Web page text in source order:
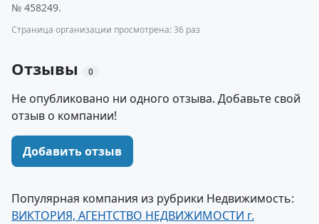
№ 458249.
Страница организации просмотрена: 36 раз
Отзывы 0
Не опубликовано ни одного отзыва. Добавьте свой
отзыв о компании!
Добавить отзыв
Популярная компания из рубрики Недвижимость:
ВИКТОРИЯ, АГЕНТСТВО НЕДВИЖИМОСТИ г.